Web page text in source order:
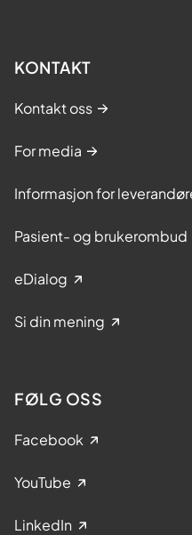
KONTAKT
Kontakt oss
For media
Informasjon for
Pasient- og brukerombud
eDialog
Si din mening
FØLG OSS
Facebook
YouTube
LinkedIn